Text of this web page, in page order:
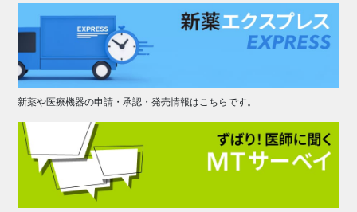
新薬や医療機器の申請・承認・発売情報はこちらです。